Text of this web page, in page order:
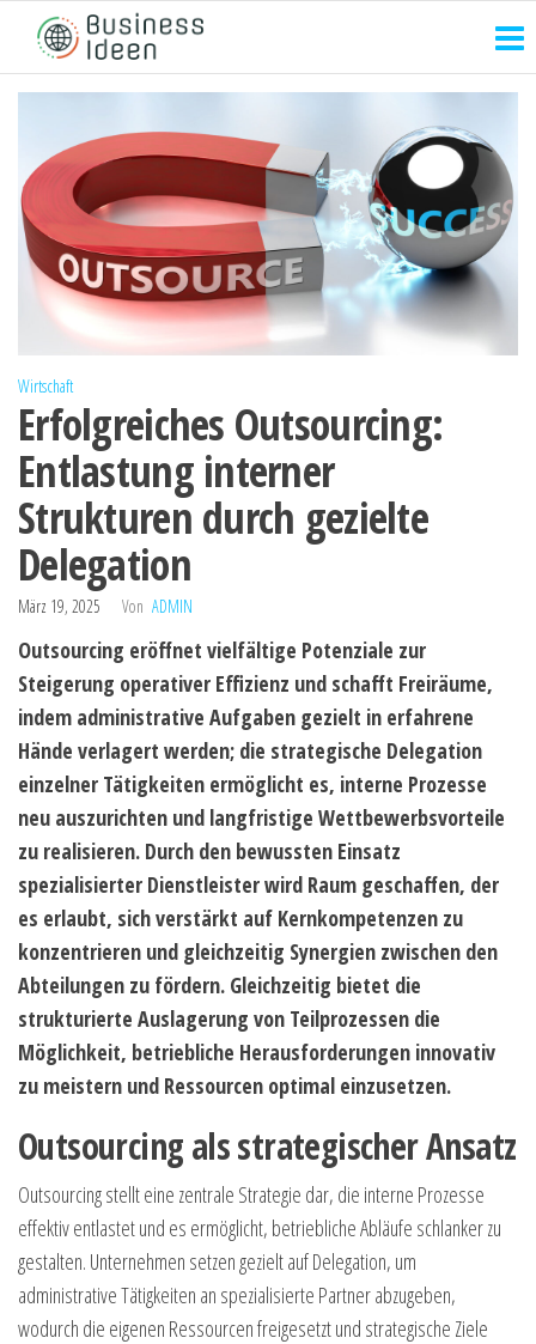
springen
Wirtschaft
Erfolgreiches Outsourcing:
Entlastung interner
Strukturen durch gezielte
Delegation
März 19, 2025 Von ADMIN
Outsourcing eröffnet vielfältige Potenziale zur
Steigerung operativer Effizienz und schafft Freiräume,
indem administrative Aufgaben gezielt in erfahrene
Hände verlagert werden; die strategische Delegation
einzelner Tätigkeiten ermöglicht es, interne Prozesse
neu auszurichten und langfristige Wettbewerbsvorteile
zu realisieren. Durch den bewussten Einsatz
spezialisierter Dienstleister wird Raum geschaffen, der
es erlaubt, sich verstärkt auf Kernkompetenzen zu
konzentrieren und gleichzeitig Synergien zwischen den
Abteilungen zu fördern. Gleichzeitig bietet die
strukturierte Auslagerung von Teilprozessen die
Möglichkeit, betriebliche Herausforderungen innovativ
zu meistern und Ressourcen optimal einzusetzen.
Outsourcing als strategischer Ansatz
Outsourcing stellt eine zentrale Strategie dar, die interne Prozesse
effektiv entlastet und es ermöglicht, betriebliche Abläufe schlanker zu
gestalten. Unternehmen setzen gezielt auf Delegation, um
administrative Tätigkeiten an spezialisierte Partner abzugeben,
wodurch die eigenen Ressourcen freigesetzt und strategische Ziele